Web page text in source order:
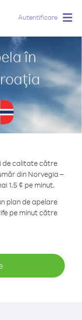
Autentificare
în
de calitate către
din Norvegia –
1.5 ¢ pe minut.
plan de apelare
pe minut către